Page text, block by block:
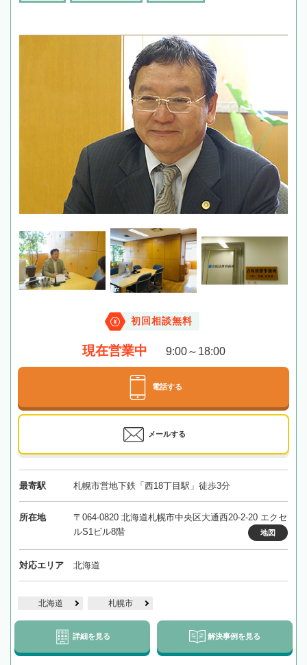
初回相談無料
現在営業中 9:00～18:00
電話する
メールする
最寄駅 札幌市営地下鉄「西18丁目駅」徒歩3分
所在地
〒064-0820 北海道札幌市中央区大通西20-2-20 エクセ
ルS1ビル8階
地図
対応エリア 北海道
北海道 札幌市
詳細を見る 解決事例を見る